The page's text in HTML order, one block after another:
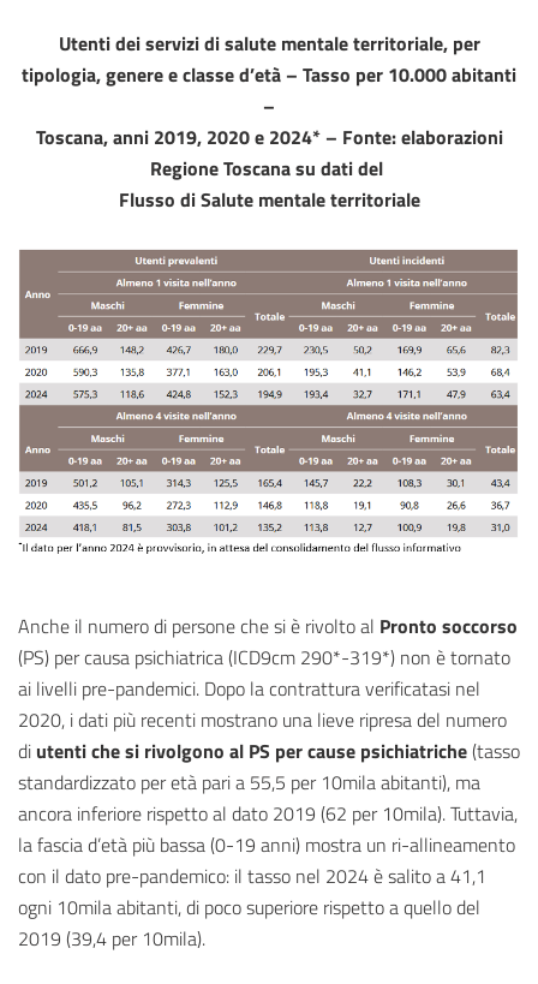
Utenti dei servizi di salute mentale territoriale, per
tipologia, genere e classe d’età – Tasso per 10.000 abitanti
–
Toscana, anni 2019, 2020 e 2024* – Fonte: elaborazioni
Regione Toscana su dati del
Flusso di Salute mentale territoriale
Anche il numero di persone che si è rivolto al Pronto soccorso
(PS) per causa psichiatrica (ICD9cm 290*-319*) non è tornato
ai livelli pre-pandemici. Dopo la contrattura verificatasi nel
2020, i dati più recenti mostrano una lieve ripresa del numero
di utenti che si rivolgono al PS per cause psichiatriche(tasso
standardizzato per età pari a 55,5 per 10mila abitanti), ma
ancora inferiore rispetto al dato 2019 (62 per 10mila). Tuttavia,
la fascia d’età più bassa (0-19 anni) mostra un ri-allineamento
con il dato pre-pandemico: il tasso nel 2024 è salito a 41,1
ogni 10mila abitanti, di poco superiore rispetto a quello del
2019 (39,4 per 10mila).